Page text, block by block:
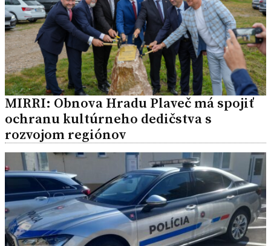
MIRRI: Obnova Hradu Plaveč má spojiť
ochranu kultúrneho dedičstva s
rozvojom regiónov